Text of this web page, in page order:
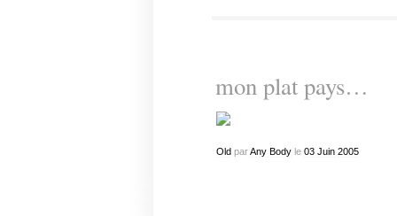
mon plat pays…
OldparAny Bodyle 03 Juin 2005